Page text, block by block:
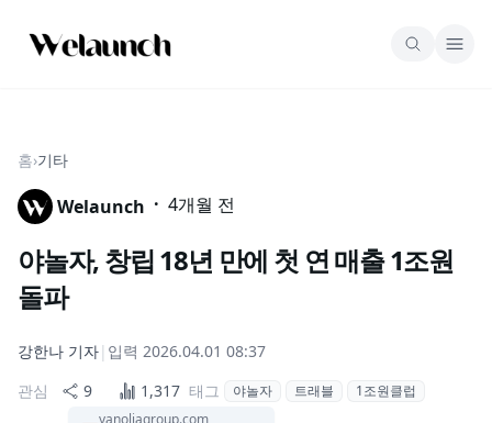
홈›기타
Welaunch · 4개월 전
야놀자, 창립 18년 만에 첫 연 매출 1조원
돌파
강한나 기자| 입력 2026.04.01 08:37
관심
9 1,317 태그 야놀자 트래블 1조원클럽
yanoljagroup.com